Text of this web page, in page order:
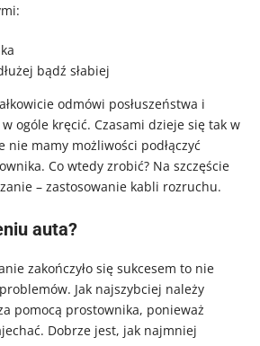
bądź słabiej
odmówi posłuszeństwa i
ogóle kręcić. Czasami dzieje się tak w
nie mamy możliwości podłączyć
Co wtedy zrobić? Na szczęście
– zastosowanie kabli rozruchu.
auta?
zakończyło się sukcesem to nie
Jak najszybciej należy
pomocą prostownika, ponieważ
Dobrze jest, jak najmniej